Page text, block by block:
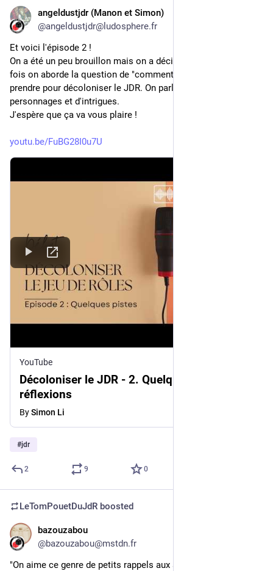
angeldustjdr (Manon et Simon)
@angeldustjdr@ludosphere.fr
Et voici l'épisode 2 !
On a été un peu brouillon mais on a décidé de garder 🙂 Cette
fois on aborde la question de "comment" on pourrait s'y
prendre pour décoloniser le JDR. On parle surtout de
personnages et d'intrigues.
J'espère que ça va vous plaire !
youtu.be/FuBG28I0u7U
YouTube
Décoloniser le JDR - 2. Quelques pistes de
réflexions
BySimon Li
#jdr
2 9 0
LeTomPouetDuJdR boosted
bazouzabou
@bazouzabou@mstdn.fr
"On aime ce genre de petits rappels aux arrêts de bus"